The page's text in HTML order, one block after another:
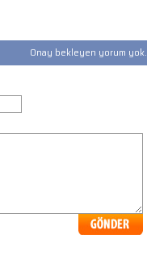
Onay bekleyen yorum yok.